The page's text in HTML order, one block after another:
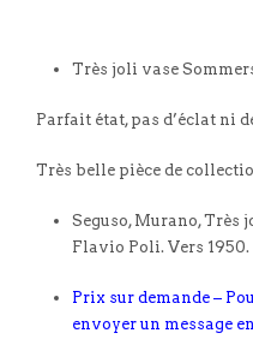
Très joli vase
Parfait état, pas d’éclat ni
Très belle pièce de
Seguso, Murano, Très
Flavio Poli. Vers 1950.
Prix sur demande –
envoyer un message